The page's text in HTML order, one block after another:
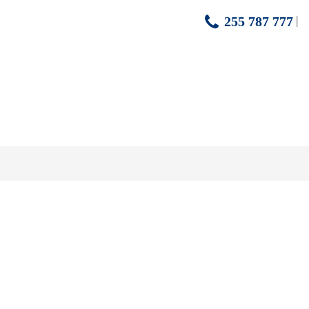
255 787 777